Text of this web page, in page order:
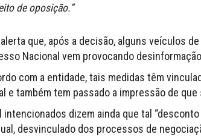
de oposição.”
alerta que, após a decisão, alguns veículos
Nacional vem provocando
com a entidade, tais medidas têm
e também tem passado a impressão de
intencionados dizem ainda que tal
desvinculado dos processos de